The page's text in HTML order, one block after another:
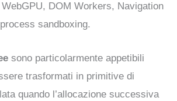
DOM Workers, Navigation
sandboxing.
sono particolarmente appetibili
trasformati in primitive di
quando l’allocazione successiva